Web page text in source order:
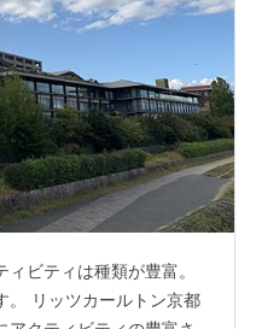
ビティは種類が豊富。
。 リッツカールトン京都